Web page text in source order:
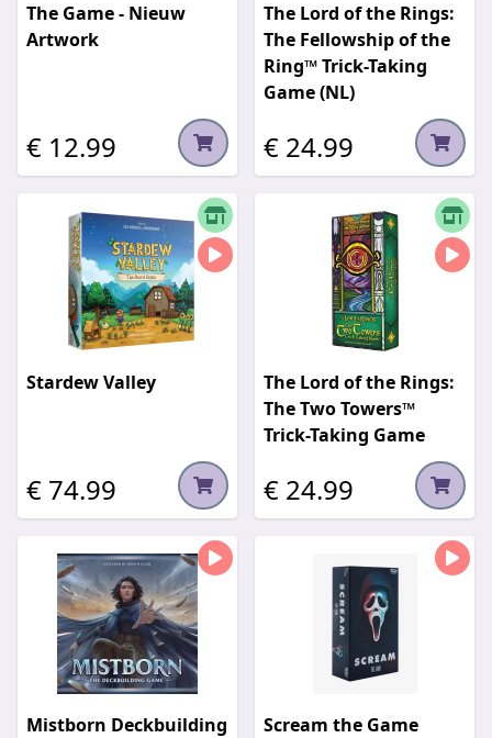
The Game - Nieuw
Artwork
€ 12.99
The Lord of the Rings:
The Fellowship of the
Ring™ Trick-Taking
Game (NL)
€ 24.99
Stardew Valley
€ 74.99
The Lord of the Rings:
The Two Towers™
Trick-Taking Game
€ 24.99
Mistborn Deckbuilding
Scream the Game